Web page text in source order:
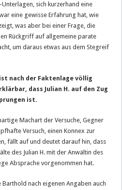
sich kurzerhand eine
eine gewisse Erfahrung hat, wie
was aber bei einer Frage, die
Rückgriff auf allgemeine parate
um daraus etwas aus dem Stegreif
nach der Faktenlage völlig
dass Julian H. auf den Zug
ist.
Machart der Versuche, Gegner
Versuch, einen Konnex zur
fällt auf und deutet darauf hin, dass
des Julian H. mit der Anwältin des
Absprache vorgenommen hat.
nach eigenen Angaben auch